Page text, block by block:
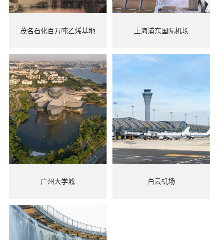
茂名石化百万吨乙烯基地 上海浦东国际机场
广州大学城 白云机场